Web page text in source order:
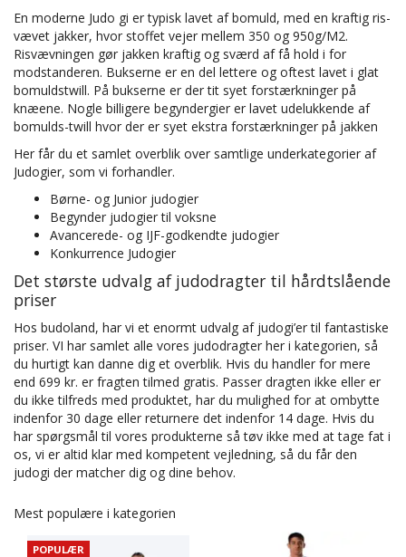
En moderne Judo gi er typisk lavet af bomuld, med en kraftig ris-
vævet jakker, hvor stoffet vejer mellem 350 og 950g/M2.
Risvævningen gør jakken kraftig og sværd af få hold i for
modstanderen. Bukserne er en del lettere og oftest lavet i glat
bomuldstwill. På bukserne er der tit syet forstærkninger på
knæene. Nogle billigere begyndergier er lavet udelukkende af
bomulds-twill hvor der er syet ekstra forstærkninger på jakken
Her får du et samlet overblik over samtlige underkategorier af
Judogier, som vi forhandler.
Børne- og Junior judogier
Begynder judogier til voksne
Avancerede- og IJF-godkendte judogier
Konkurrence Judogier
Det største udvalg af judodragter til hårdtslående
priser
Hos budoland, har vi et enormt udvalg af judogi’er til fantastiske
priser. VI har samlet alle vores judodragter her i kategorien, så
du hurtigt kan danne dig et overblik. Hvis du handler for mere
end 699 kr. er fragten tilmed gratis. Passer dragten ikke eller er
du ikke tilfreds med produktet, har du mulighed for at ombytte
indenfor 30 dage eller returnere det indenfor 14 dage. Hvis du
har spørgsmål til vores produkterne så tøv ikke med at tage fat i
os, vi er altid klar med kompetent vejledning, så du får den
judogi der matcher dig og dine behov.
Mest populære i kategorien
POPULÆR